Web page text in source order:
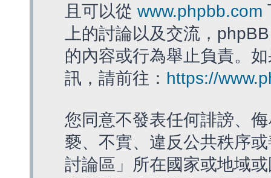
且可以從 www.phpbb.com
上的討論以及交流，
的內容或行為舉止負責。
訊，請前往： https://
您同意不發表任何誹謗、
褻、不實、違反公共秩序
討論區」所在國家或地域